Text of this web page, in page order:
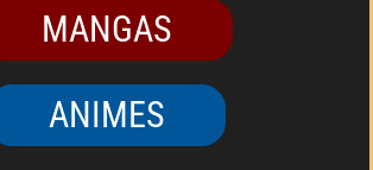
MANGAS
ANIMES